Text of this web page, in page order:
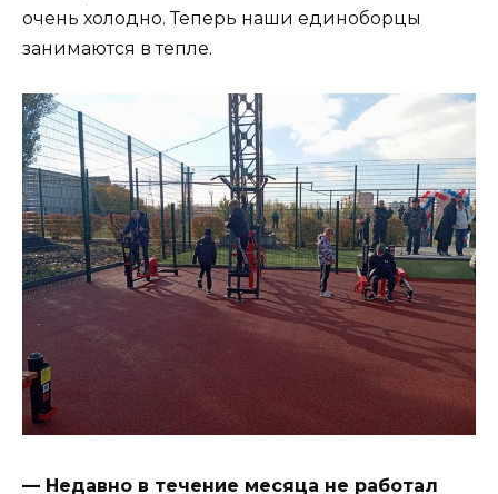
очень холодно. Теперь наши единоборцы
занимаются в тепле.
— Недавно в течение месяца не работал